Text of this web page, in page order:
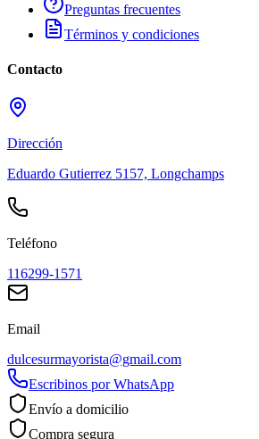
Preguntas frecuentes
Términos y condiciones
Contacto
Dirección
Eduardo Gutierrez 5157, Longchamps
Teléfono
116299-1571
Email
dulcesurmayorista@gmail.com
Escribinos por WhatsApp
Envío a domicilio
Compra segura